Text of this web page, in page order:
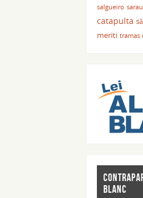
salgueiro
catapulta
meriti tramas
BLANC